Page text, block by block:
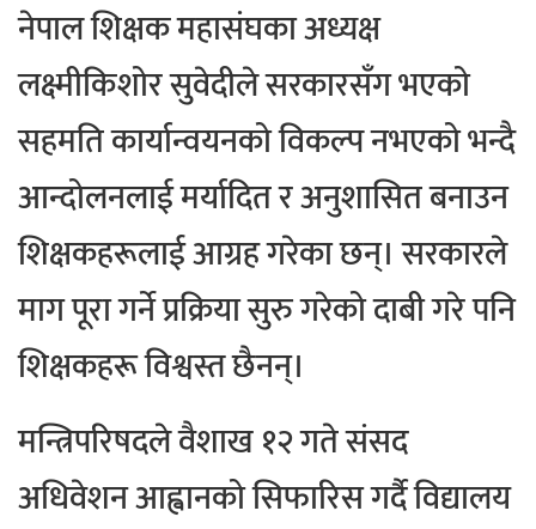
नेपाल शिक्षक महासंघका अध्यक्ष
लक्ष्मीकिशोर सुवेदीले सरकारसँग भएको
सहमति कार्यान्वयनको विकल्प नभएको भन्दै
आन्दोलनलाई मर्यादित र अनुशासित बनाउन
शिक्षकहरूलाई आग्रह गरेका छन्। सरकारले
माग पूरा गर्ने प्रक्रिया सुरु गरेको दाबी गरे पनि
शिक्षकहरू विश्वस्त छैनन्।
मन्त्रिपरिषदले वैशाख १२ गते संसद
अधिवेशन आह्वानको सिफारिस गर्दै विद्यालय